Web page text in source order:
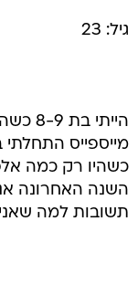
גיל: 23
כשהיו רק כמה
השנה האחרונה
תשובות למה